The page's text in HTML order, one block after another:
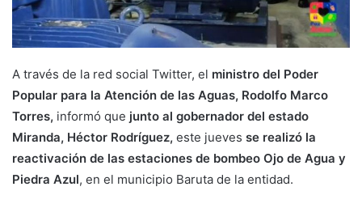
A través de la red social Twitter, el ministro del Poder
Popular para la Atención de las Aguas, Rodolfo Marco
Torres, informó que junto al gobernador del estado
Miranda, Héctor Rodríguez, este jueves se realizó la
reactivación de las estaciones de bombeo Ojo de Agua y
Piedra Azul, en el municipio Baruta de la entidad.